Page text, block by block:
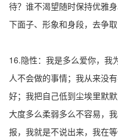
待？谁不渴望随时保持优雅
下面子、形象和身段，去争取
16.隐性：我是多么爱你，我
人不会做的事情；我从来没
好；我把自己低到尘埃里默
大度多么柔弱多么不容易，
报，我就是不说出来，我在